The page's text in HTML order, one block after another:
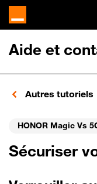
Aide et
Autres tutoriels
HONOR Magic Vs
Sécuriser